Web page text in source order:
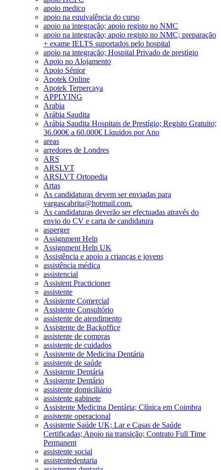
apoio medico
apoio na equivalência do curso
apoio na integração; apoio registo no NMC
apoio na integração; apoio registo no NMC; preparação
+ exame IELTS suportados pelo hospital
apoio na integração; Hospital Privado de prestígio
Apoio no Alojamento
Apoio Sénior
Apotek Online
Apotek Terpercaya
APPLYING
Arabia
Arábia Saudita
Arábia Saudita Hospitais de Prestígio; Registo Gratuito;
36.000€ a 60.000€ Líquidos por Ano
areas
arredores de Londres
ARS
ARSLVT
ARSLVT Ortopedia
Artas
As candidaturas devem ser enviadas para
vargascabrita@hotmail.com.
As candidaturas deverão ser efectuadas através do
envio do CV e carta de candidatura
asperger
Assignment Help
Assignment Help UK
Assistência e apoio a crianças e jovens
assistência médica
assistencial
Assistent Practicioner
assistente
Assistente Comercial
Assistente Consultório
assistente de atendimento
Assistente de Backoffice
assistente de compras
assistente de cuidados
Assistente de Medicina Dentária
assistente de saúde
Assistente Dentária
Assistente Dentário
assistente domiciliário
assistente gabinete
Assistente Medicina Dentária; Clínica em Coimbra
assistente operacional
Assistente Saúde UK; Lar e Casas de Saúde
Certificadas; Apoio na transição; Contrato Full Time
Permanent
assistente social
assistentedentaria